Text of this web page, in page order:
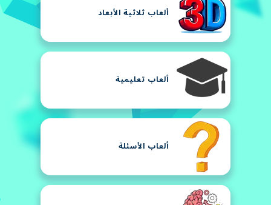
ألعاب ثلاثية الأبعاد
ألعاب تعليمية
ألعاب الأسئلة